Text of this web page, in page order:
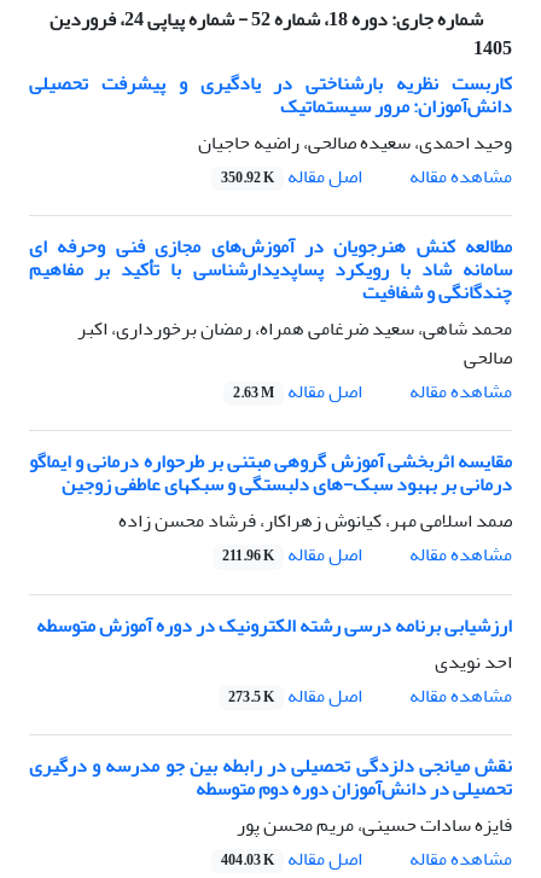
شماره جاری:
دوره 18، شماره 52 - شماره پیاپی 24، فروردین
1405
کاربست نظریه بار‌شناختی در یادگیری و پیشرفت تحصیلی
دانش‌آموزان: مرور سیستماتیک
وحید احمدی، سعیده صالحی، راضیه حاجیان
مشاهده مقاله
اصل مقاله 350.92 K
مطالعه کنش هنرجویان در آموزش‌های مجازی فنی وحرفه ای
سامانه شاد با رویکرد پساپدیدارشناسی با تأکید بر مفاهیم
چندگانگی و شفافیت
محمد شاهی، سعید ضرغامی همراه، رمضان برخورداری، اکبر
صالحی
مشاهده مقاله
اصل مقاله 2.63 M
مقایسه اثربخشی آموزش گروهی مبتنی بر طرحواره درمانی و ایماگو
درمانی بر بهبود سبک-های دلبستگی و سبکهای عاطفی زوجین
صمد اسلامی مهر، کیانوش زهراکار، فرشاد محسن زاده
مشاهده مقاله
اصل مقاله 211.96 K
ارزشیابی برنامه‌ درسی رشته الکترونیک در دوره آموزش متوسطه
احد نویدی
مشاهده مقاله
اصل مقاله 273.5 K
نقش میانجی دلزدگی تحصیلی در رابطه بین جو مدرسه و درگیری
تحصیلی در دانش‌آموزان دوره دوم متوسطه
فایزه سادات حسینی، مریم محسن پور
مشاهده مقاله
اصل مقاله 404.03 K